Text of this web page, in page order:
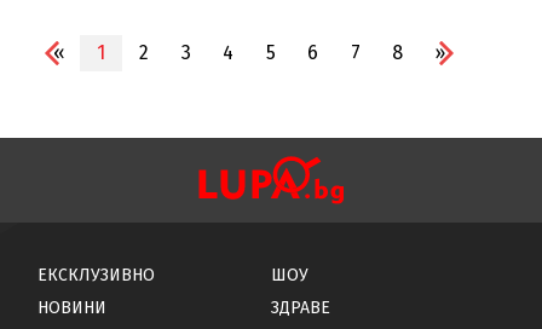
« 1 2 3 4 5 6 7 8 »
ЕКСКЛУЗИВНО
НОВИНИ
ШОУ
ЗДРАВЕ